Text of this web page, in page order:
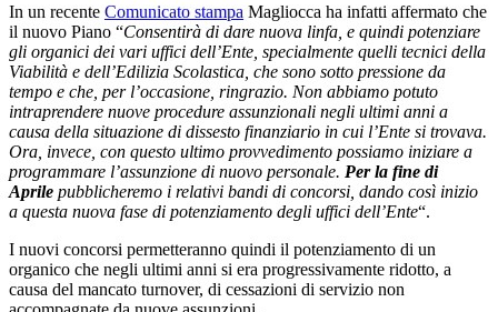
In un recente Comunicato stampa Magliocca ha infatti affermato che
il nuovo Piano “Consentirà di dare nuova linfa, e quindi potenziare
gli organici dei vari uffici dell’Ente, specialmente quelli tecnici della
Viabilità e dell’Edilizia Scolastica, che sono sotto pressione da
tempo e che, per l’occasione, ringrazio. Non abbiamo potuto
intraprendere nuove procedure assunzionali negli ultimi anni a
causa della situazione di dissesto finanziario in cui l’Ente si trovava.
Ora, invece, con questo ultimo provvedimento possiamo iniziare a
programmare l’assunzione di nuovo personale. Per la fine di
Aprile pubblicheremo i relativi bandi di concorsi, dando così inizio
a questa nuova fase di potenziamento degli uffici dell’Ente“.
I nuovi concorsi permetteranno quindi il potenziamento di un
organico che negli ultimi anni si era progressivamente ridotto, a
causa del mancato turnover, di cessazioni di servizio non